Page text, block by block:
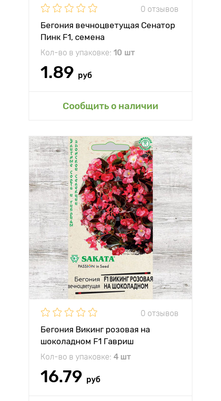
0 отзывов
Бегония вечноцветущая Сенатор
Пинк F1, семена
Кол-во в упаковке: 10 шт
1.89 руб
Сообщить о наличии
0 отзывов
Бегония Викинг розовая на
шоколадном F1 Гавриш
Кол-во в упаковке: 4 шт
16.79 руб